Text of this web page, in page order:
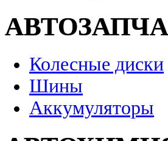
Колесные диски
Шины
Аккумуляторы